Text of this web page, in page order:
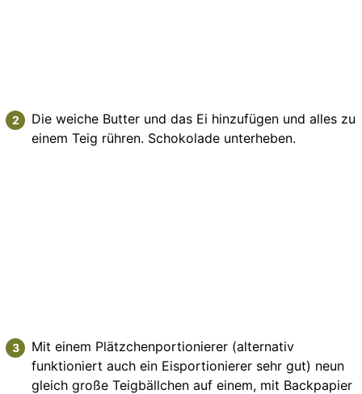
Die weiche Butter und das Ei hinzufügen und alles zu
einem Teig rühren. Schokolade unterheben.
Mit einem Plätzchenportionierer (alternativ
funktioniert auch ein Eisportionierer sehr gut) neun
gleich große Teigbällchen auf einem, mit Backpapier